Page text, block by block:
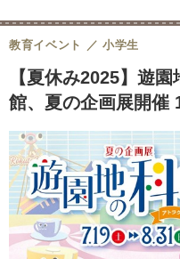
【夏休み2025】遊
館、夏の企画展開催
教育イベント 小学生